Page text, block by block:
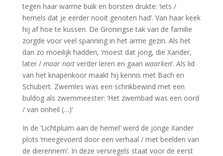
tegen haar warme buik en borsten drukte: ‘iets /
hemels dat je eerder nooit genoten had’. Van haar keek
hij af hoe te kussen. De Groningse tak van de familie
zorgde voor veel spanning in het arme gezin. Als het
dan zo moeilijk hadden, ‘moest dat jong, die Xander,
later / moar naitverder leren en gaan waarken’. Als lid
van het knapenkoor maakt hij kennis met Bach en
Schubert. Zwemles was een schrikbewind met een
buldog als zwemmeester: ‘Het zwembad was een oord
/ van onheil (…)’
In de ‘Lichtpluim aan de hemel’ werd de jonge Xander
plots ‘meegevoerd door een verhaal / met beelden van
de dierenriem’. In deze versregels staat voor de eerst